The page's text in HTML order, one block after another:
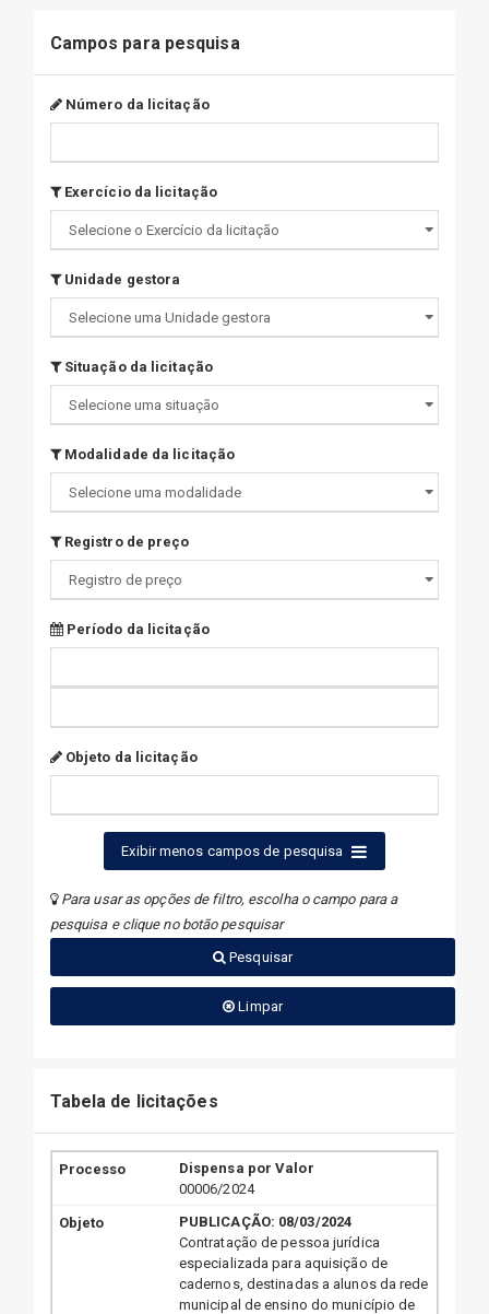
Campos para pesquisa
Número da licitação
Exercício da licitação
Unidade gestora
Situação da licitação
Modalidade da licitação
Registro de preço
Período da licitação
Objeto da licitação
Exibir menos campos de pesquisa
Para usar as opções de filtro, escolha o campo para a
pesquisa e clique no botão pesquisar
Pesquisar
Limpar
Tabela de licitações
Dispensa por Valor
00006/2024
PUBLICAÇÃO: 08/03/2024
Contratação de pessoa jurídica
especializada para aquisição de
cadernos, destinadas a alunos da rede
municipal de ensino do município de